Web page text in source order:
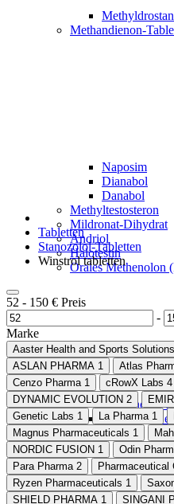
Methandienon-
Naposim
Dianabol
Danabol
Methyltestosteron
Mildronat-Dihydrat
Andriol
Halotestin
Orales Methenolon
Methenolon-
Metenolone
Oxandrolon
Tabletten
Stanozolol-Tabletten
Winstrol tabletten
52 - 150 € Preis
-
Marke
Aaster Health and Sports Solutions
ASLAN PHARMA 1 Atlas
Cenzo Pharma 1 cRowX Labs 4
DYNAMIC EVOLUTION 2
Genetic Labs 1 La Pharma 1
Magnus Pharmaceuticals 1
NORDIC FUSION 1 Odin
Para Pharma 2 Pharmaceutical
Ryzen Pharmaceuticals 1
SHIELD PHARMA 1 SINGANI